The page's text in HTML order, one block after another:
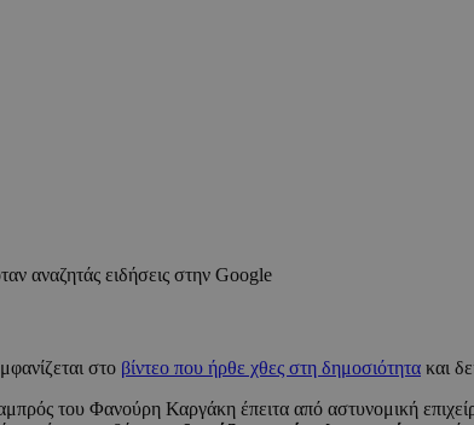
αναζητάς ειδήσεις στην Google
στο βίντεο που ήρθε χθες στη δημοσιότητα και
του Φανούρη Καργάκη έπειτα από αστυνομική